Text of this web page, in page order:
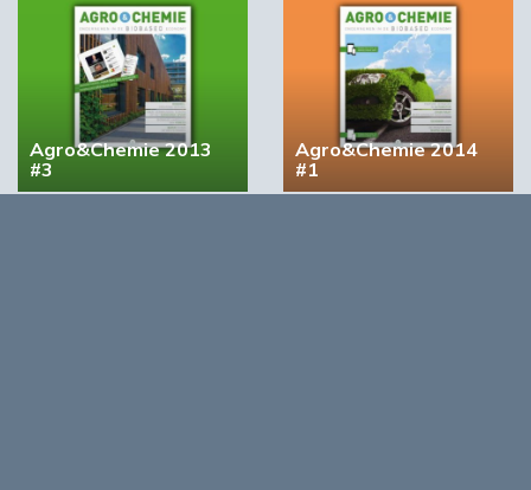
Agro&Chemie 2013
#3
Agro&Chemie 2014
#1